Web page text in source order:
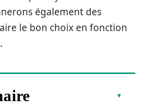
également des
le bon choix en fonction